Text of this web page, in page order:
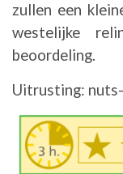
zullen een
westelijke
beoordeling.
Uitrusting:
Afbeelding